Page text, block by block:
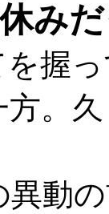
み
握
。
異動